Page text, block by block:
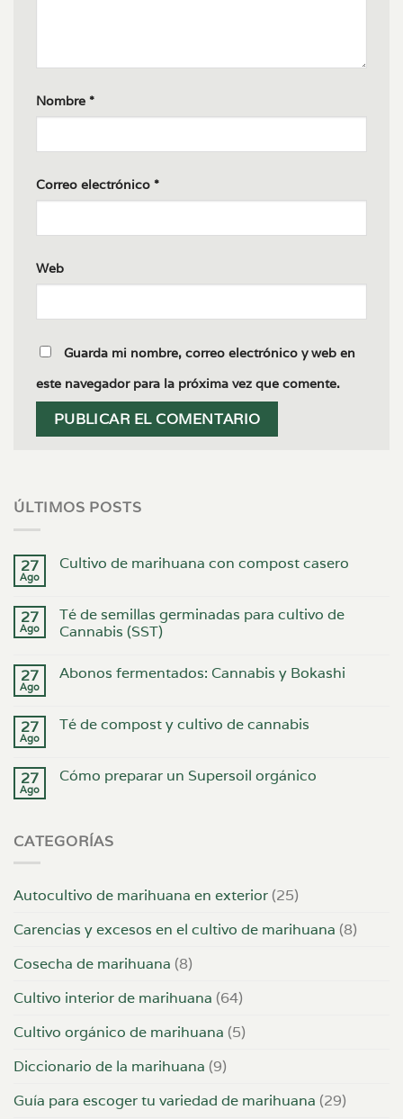
Nombre *
Correo electrónico *
Web
Guarda mi nombre, correo electrónico y web en
este navegador para la próxima vez que comente.
ÚLTIMOS POSTS
27
Ago
Cultivo de marihuana con compost casero
27
Ago
Té de semillas germinadas para cultivo de
Cannabis (SST)
27
Ago
Abonos fermentados: Cannabis y Bokashi
27
Ago
Té de compost y cultivo de cannabis
27
Ago
Cómo preparar un Supersoil orgánico
CATEGORÍAS
Autocultivo de marihuana en exterior (25)
Carencias y excesos en el cultivo de marihuana (8)
Cosecha de marihuana (8)
Cultivo interior de marihuana (64)
Cultivo orgánico de marihuana (5)
Diccionario de la marihuana (9)
Guía para escoger tu variedad de marihuana (29)